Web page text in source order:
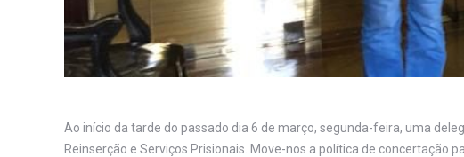
Ao início da tarde do passado dia 6 de março, segunda-feira, uma
Reinserção e Serviços Prisionais. Move-nos a política de concertação